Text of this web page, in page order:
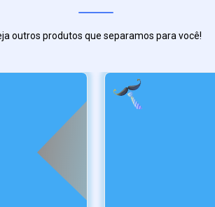
outros produtos que separamos para você!